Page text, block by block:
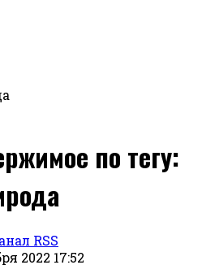
по тегу:
RSS
2022 17:52